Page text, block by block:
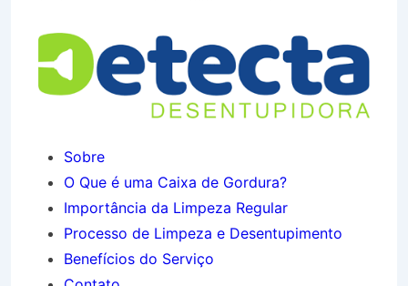
Sobre
O Que é uma Caixa de Gordura?
Importância da Limpeza Regular
Processo de Limpeza e Desentupimento
Benefícios do Serviço